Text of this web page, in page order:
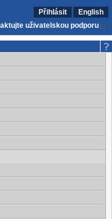
Přihlásit
English
uživatelskou podporu